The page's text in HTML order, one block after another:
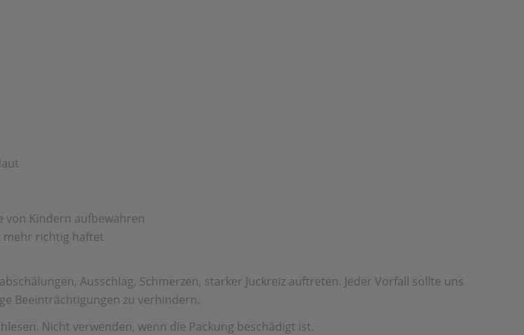
von Kindern aufbewahren
mehr richtig haftet
Ausschlag, Schmerzen, starker Juckreiz auftreten. Jeder Vorfall sollte uns
Beeinträchtigungen zu verhindern.
Nicht verwenden, wenn die Packung beschädigt ist.